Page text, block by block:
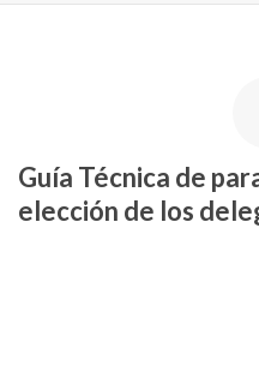
Guía Técnica de
elección de los